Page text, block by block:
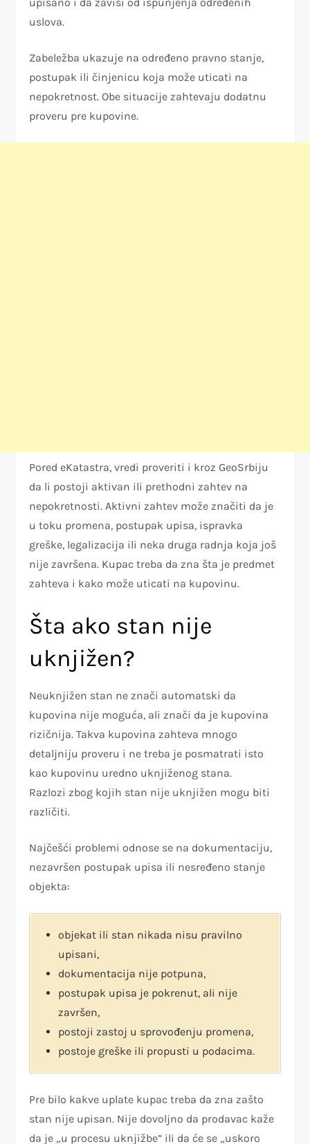
upisano i da zavisi od ispunjenja određenih
uslova.
Zabeležba ukazuje na određeno pravno stanje,
postupak ili činjenicu koja može uticati na
nepokretnost. Obe situacije zahtevaju dodatnu
proveru pre kupovine.
Pored eKatastra, vredi proveriti i kroz GeoSrbiju
da li postoji aktivan ili prethodni zahtev na
nepokretnosti. Aktivni zahtev može značiti da je
u toku promena, postupak upisa, ispravka
greške, legalizacija ili neka druga radnja koja još
nije završena. Kupac treba da zna šta je predmet
zahteva i kako može uticati na kupovinu.
Šta ako stan nije
uknjižen?
Neuknjižen stan ne znači automatski da
kupovina nije moguća, ali znači da je kupovina
rizičnija. Takva kupovina zahteva mnogo
detaljniju proveru i ne treba je posmatrati isto
kao kupovinu uredno uknjiženog stana.
Razlozi zbog kojih stan nije uknjižen mogu biti
različiti.
Najčešći problemi odnose se na dokumentaciju,
nezavršen postupak upisa ili nesređeno stanje
objekta:
objekat ili stan nikada nisu pravilno
upisani,
dokumentacija nije potpuna,
postupak upisa je pokrenut, ali nije
završen,
postoji zastoj u sprovođenju promena,
postoje greške ili propusti u podacima.
Pre bilo kakve uplate kupac treba da zna zašto
stan nije upisan. Nije dovoljno da prodavac kaže
da je „u procesu uknjižbe” ili da će se „uskoro